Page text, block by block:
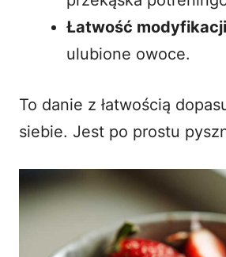
Łatwość
ulubione owoce.
To danie z łatwością
siebie. Jest po prostu